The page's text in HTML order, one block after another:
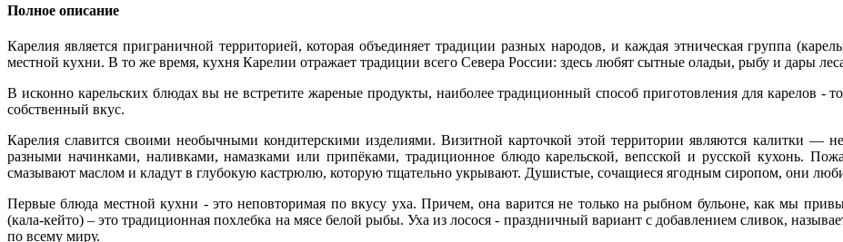
Полное описание
Карелия является приграничной территорией, которая объединяет традиции разных народов, и каждая этническая группа
местной кухни. В то же время, кухня Карелии отражает традиции всего Севера России: здесь любят сытные оладьи, рыбу и дары
В исконно карельских блюдах вы не встретите жареные продукты, наиболее традиционный способ приготовления для карелов -
собственный вкус.
Карелия славится своими необычными кондитерскими изделиями. Визитной карточкой этой территории являются калитки —
разными начинками, наливками, намазками или припёками, традиционное блюдо карельской, вепсской и русской кухонь.
смазывают маслом и кладут в глубокую кастрюлю, которую тщательно укрывают. Душистые, сочащиеся ягодным сиропом, они
Первые блюда местной кухни - это неповторимая по вкусу уха. Причем, она варится не только на рыбном бульоне, как мы
(кала-кейто) – это традиционная похлебка на мясе белой рыбы. Уха из лосося - праздничный вариант с добавлением сливок,
по всему миру.